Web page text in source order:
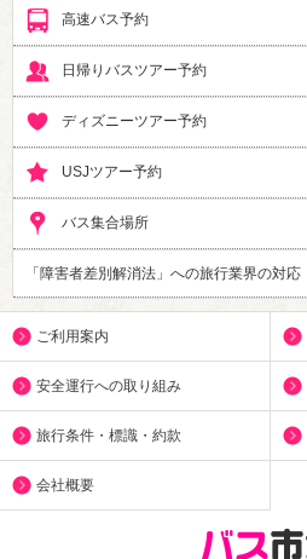
高速バス予約
日帰りバスツアー予約
ディズニーツアー予約
USJツアー予約
バス集合場所
「障害者差別解消法」への旅行業界の対応
ご利用案内
安全運行への取り組み
旅行条件・標識・約款
会社概要